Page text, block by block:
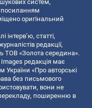
систем,
посиланням
оригінальний
інтерв’ю, статті,
редакції,
ТОВ «Золота середина».
Images редакція має
України «Про авторські
без письмового
вони не
поширенню в